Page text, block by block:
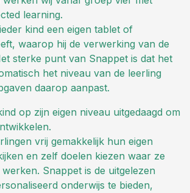
learning.
kind een eigen tablet of
waarop hij de verwerking van de
sterke punt van Snappet is dat het
het niveau van de leerling
daarop aanpast.
op zijn eigen niveau uitgedaagd om
vrij gemakkelijk hun eigen
en zelf doelen kiezen waar ze
Snappet is de uitgelezen
onderwijs te bieden,